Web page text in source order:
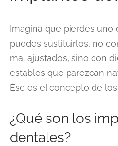
Imagina que pierdes uno
puedes sustituirlos, no
mal ajustados, sino con
estables que parezcan
Ése es el concepto de
¿Qué son los
dentales?